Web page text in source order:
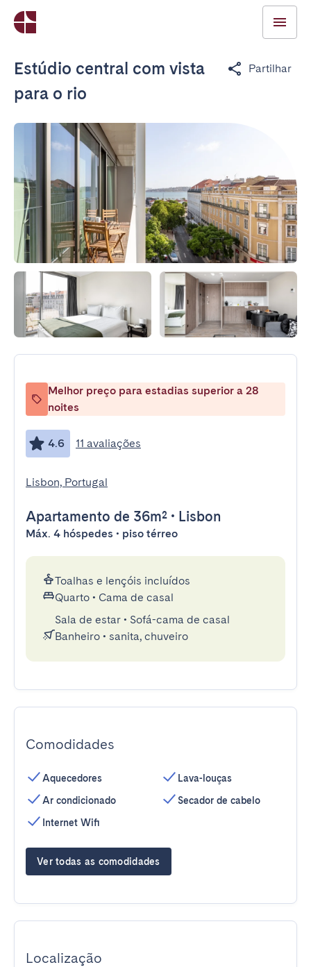
Estúdio central com vista
para o rio
Partilhar
Melhor preço para estadias superior a 28
noites
4.6 11 avaliações
Lisbon, Portugal
Apartamento de 36m² • Lisbon
Máx. 4 hóspedes • piso térreo
Toalhas e lençóis incluídos
Quarto • Cama de casal
Sala de estar • Sofá-cama de casal
Banheiro • sanita, chuveiro
Comodidades
Aquecedores
Ar condicionado
Internet Wifi
Lava-louças
Secador de cabelo
Ver todas as comodidades
Localização